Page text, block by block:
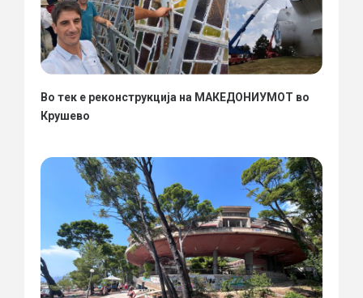
Во тек е реконструкција на МАКЕДОНИУМОТ во
Крушево